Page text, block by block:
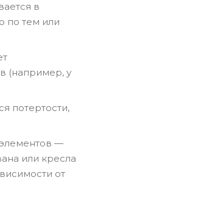
в
по тем или
(например, у
потертости,
—
или кресла
от